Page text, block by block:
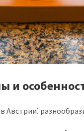
и
Австрии⁚